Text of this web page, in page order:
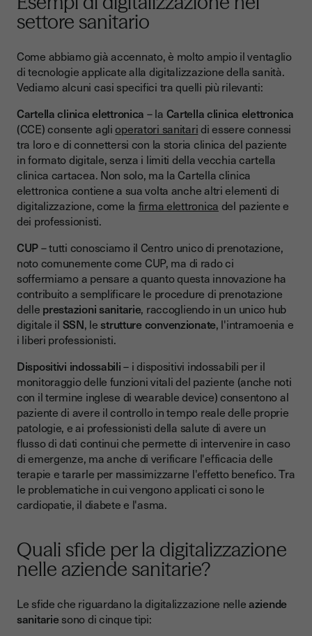
settore sanitario
Come abbiamo già accennato, è molto ampio il ventaglio
di tecnologie applicate alla digitalizzazione della sanità.
Vediamo alcuni casi specifici tra quelli più rilevanti:
Cartella clinica elettronica – la Cartella clinica elettronica
(CCE) consente aglioperatori sanitaridi essere connessi
tra loro e di connettersi con la storia clinica del paziente
in formato digitale, senza i limiti della vecchia cartella
clinica cartacea. Non solo, ma la Cartella clinica
elettronica contiene a sua volta anche altri elementi di
digitalizzazione, come la firma elettronica del paziente e
dei professionisti.
CUP– tutti conosciamo il Centro unico di prenotazione,
noto comunemente come CUP, ma di rado ci
soffermiamo a pensare a quanto questa innovazione ha
contribuito a semplificare le procedure di prenotazione
delle prestazioni sanitarie, raccogliendo in un unico hub
digitale il SSN, lestrutture convenzionate, l'intramoenia e
i liberi professionisti.
Dispositivi indossabili– i dispositivi indossabili per il
monitoraggio delle funzioni vitali del paziente (anche noti
con il termine inglese di wearable device) consentono al
paziente di avere il controllo in tempo reale delle proprie
patologie, e ai professionisti della salute di avere un
flusso di dati continui che permette di intervenire in caso
di emergenze, ma anche di verificare l'efficacia delle
terapie e tararle per massimizzarne l'effetto benefico. Tra
le problematiche in cui vengono applicati ci sono le
cardiopatie, il diabete e l'asma.
Quali sfide per la digitalizzazione
nelle aziende sanitarie?
Le sfide che riguardano la digitalizzazione nelleaziende
sanitariesono di cinque tipi: